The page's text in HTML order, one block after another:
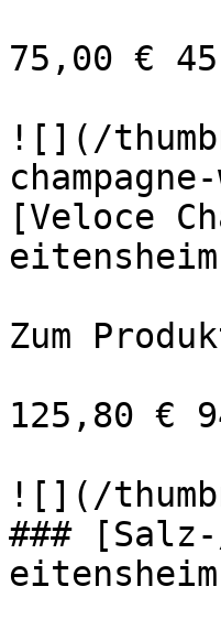
75,00 €
![](/
[Veloce
Zum
125,80
![](/
###